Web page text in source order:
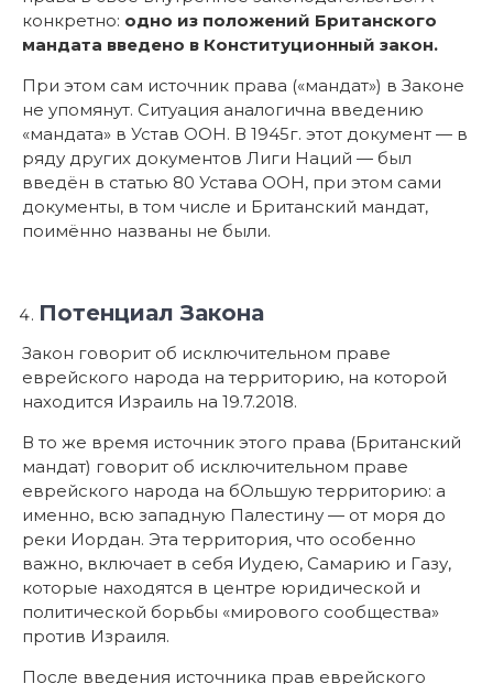
не упомянут. Ситуация аналогична введению
«мандата» в Устав ООН. В 1945г. этот документ — в
ряду других документов Лиги Наций — был
введён в статью 80 Устава ООН, при этом сами
документы, в том числе и Британский мандат,
поимённо названы не были.
Потенциал Закона
мандат) говорит об исключительном праве
еврейского народа на бОльшую территорию: а
именно, всю западную Палестину — от моря до
реки Иордан. Эта территория, что особенно
важно, включает в себя Иудею, Самарию и Газу,
которые находятся в центре юридической и
политической борьбы «мирового сообщества»
против Израиля.
После введения источника прав еврейского
народа на территорию в актуальный
политический дискурс (а рассматриваемый Закон
— через пункт «гимель» статьи 1 — делает именно
это) создаётся совершенно новая ситуация.